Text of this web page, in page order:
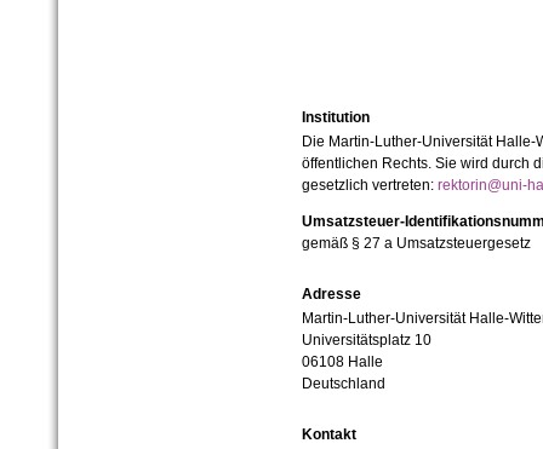
Institution
Die Martin-Luther-Universität
öffentlichen Rechts. Sie wird durch
gesetzlich vertreten: rektorin@uni-
Umsatzsteuer-
gemäß § 27 a Umsatzsteuergesetz
Adresse
Martin-Luther-Universität Halle-
Universitätsplatz 10
06108 Halle
Deutschland
Kontakt